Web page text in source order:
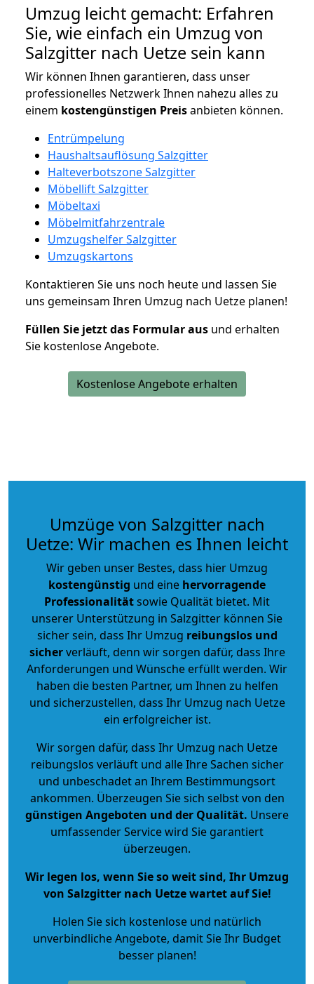
Umzug leicht gemacht: Erfahren
Sie, wie einfach ein Umzug von
Salzgitter nach Uetze sein kann
Wir können Ihnen garantieren, dass unser
professionelles Netzwerk Ihnen nahezu alles zu
einem kostengünstigen Preisanbieten können.
Entrümpelung
Haushaltsauflösung Salzgitter
Halteverbotszone Salzgitter
Möbellift Salzgitter
Möbeltaxi
Möbelmitfahrzentrale
Umzugshelfer Salzgitter
Umzugskartons
Kontaktieren Sie uns noch heute und lassen Sie
uns gemeinsam Ihren Umzug nach Uetze planen!
Füllen Sie jetzt das Formular aus und erhalten
Sie kostenlose Angebote.
Kostenlose Angebote erhalten
Umzüge von Salzgitter nach
Uetze: Wir machen es Ihnen leicht
Wir geben unser Bestes, dass hier Umzug
kostengünstig und eine hervorragende
Professionalitätsowie Qualität bietet. Mit
unserer Unterstützung in Salzgitter können Sie
sicher sein, dass Ihr Umzug reibungslos und
sicherverläuft, denn wir sorgen dafür, dass Ihre
Anforderungen und Wünsche erfüllt werden. Wir
haben die besten Partner, um Ihnen zu helfen
und sicherzustellen, dass Ihr Umzug nach Uetze
ein erfolgreicher ist.
Wir sorgen dafür, dass Ihr Umzug nach Uetze
reibungslos verläuft und alle Ihre Sachen sicher
und unbeschadet an Ihrem Bestimmungsort
ankommen. Überzeugen Sie sich selbst von den
günstigen Angeboten und der Qualität. Unsere
umfassender Service wird Sie garantiert
überzeugen.
Wir legen los, wenn Sie so weit sind, Ihr Umzug
von Salzgitter nach Uetze wartet auf Sie!
Holen Sie sich kostenlose und natürlich
unverbindliche Angebote, damit Sie Ihr Budget
besser planen!